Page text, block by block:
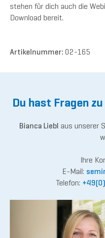
stehen für dich auch die
Download bereit.
Artikelnummer: 02-165
Du hast Fragen
Bianca Liebl aus unserer
Ihre
E-Mail:
Telefon: